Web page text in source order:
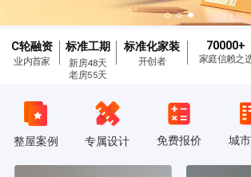
C轮融资
业内首家
标准工期
新房48天
老房55天
标准化家装
开创者
70000+
家庭信赖之
整屋案例 专属设计 免费报价 城